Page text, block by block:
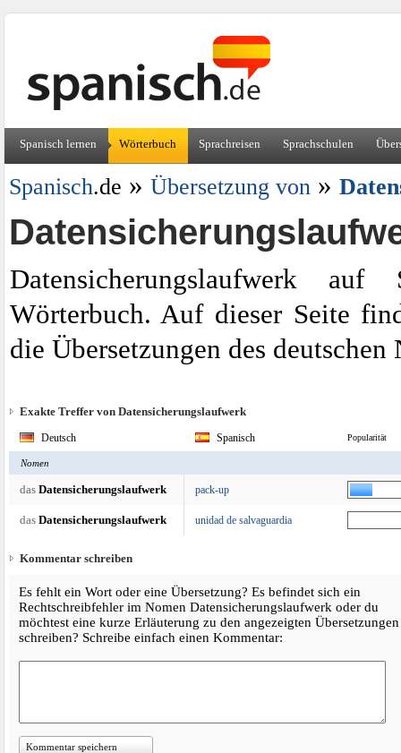
Spanisch lernen Wörterbuch Sprachreisen Sprachschulen
Spanisch.de » Übersetzung von»
Datensicherungslaufwerk
Wörterbuch. Auf dieser Seite
die Übersetzungen des
Exakte Treffer von Datensicherungslaufwerk
Deutsch Spanisch Popularität
Nomen
das Datensicherungslaufwerk pack-up
das Datensicherungslaufwerk unidad de salvaguardia
Kommentar schreiben
Es fehlt ein Wort oder eine Übersetzung? Es befindet sich ein
Rechtschreibfehler im Nomen Datensicherungslaufwerk oder du
möchtest eine kurze Erläuterung zu den angezeigten Übersetzungen
schreiben? Schreibe einfach einen Kommentar:
Kommentar speichern